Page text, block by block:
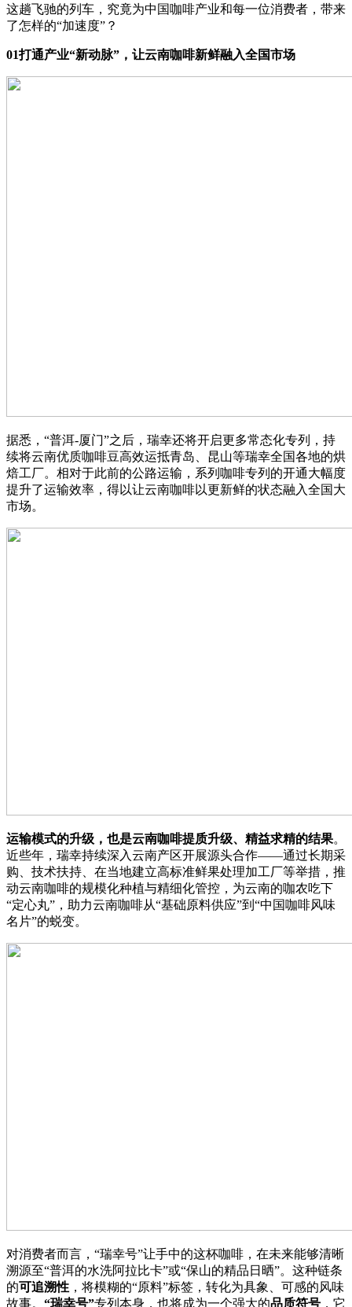
这趟飞驰的列车，究竟为中国咖啡产业和每一位消费者，带来
了怎样的“加速度”？
01打通产业“新动脉” ，让云南咖啡新鲜融入全国市场
据悉，“普洱-厦门”之后，瑞幸还将开启更多常态化专列，持
续将云南优质咖啡豆高效运抵青岛、昆山等瑞幸全国各地的烘
焙工厂。相对于此前的公路运输，系列咖啡专列的开通大幅度
提升了运输效率，得以让云南咖啡以更新鲜的状态融入全国大
市场。
运输模式的升级，也是云南咖啡提质升级、精益求精的结果。
近些年，瑞幸持续深入云南产区开展源头合作——通过长期采
购、技术扶持、在当地建立高标准鲜果处理加工厂等举措，推
动云南咖啡的规模化种植与精细化管控，为云南的咖农吃下
“定心丸”，助力云南咖啡从“基础原料供应”到“中国咖啡风味
名片”的蜕变。
对消费者而言，“瑞幸号”让手中的这杯咖啡，在未来能够清晰
溯源至“普洱的水洗阿拉比卡”或“保山的精品日晒”。这种链条
的可追溯性 ，将模糊的“原料”标签，转化为具象、可感的风味
故事。 “瑞幸号”专列本身，也将成为一个强大的品质符号 ，它